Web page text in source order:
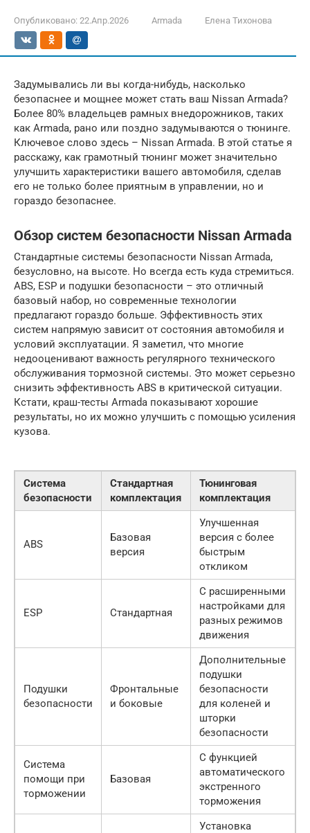
Опубликовано: 22.Апр.2026 Armada Елена Тихонова
Задумывались ли вы когда-нибудь, насколько
безопаснее и мощнее может стать ваш Nissan Armada?
Более 80% владельцев рамных внедорожников, таких
как Armada, рано или поздно задумываются о тюнинге.
Ключевое слово здесь – Nissan Armada. В этой статье я
расскажу, как грамотный тюнинг может значительно
улучшить характеристики вашего автомобиля, сделав
его не только более приятным в управлении, но и
гораздо безопаснее.
Обзор систем безопасности Nissan Armada
Стандартные системы безопасности Nissan Armada,
безусловно, на высоте. Но всегда есть куда стремиться.
ABS, ESP и подушки безопасности – это отличный
базовый набор, но современные технологии
предлагают гораздо больше. Эффективность этих
систем напрямую зависит от состояния автомобиля и
условий эксплуатации. Я заметил, что многие
недооценивают важность регулярного технического
обслуживания тормозной системы. Это может серьезно
снизить эффективность ABS в критической ситуации.
Кстати, краш-тесты Armada показывают хорошие
результаты, но их можно улучшить с помощью усиления
кузова.
Система
безопасности
Стандартная
комплектация
Тюнинговая
комплектация
ABS
Базовая
версия
Улучшенная
версия с более
быстрым
откликом
ESP Стандартная
С расширенными
настройками для
разных режимов
движения
Подушки
безопасности
Фронтальные
и боковые
Дополнительные
подушки
безопасности
для коленей и
шторки
безопасности
Система
помощи при
торможении
Базовая
С функцией
автоматического
экстренного
торможения
Установка